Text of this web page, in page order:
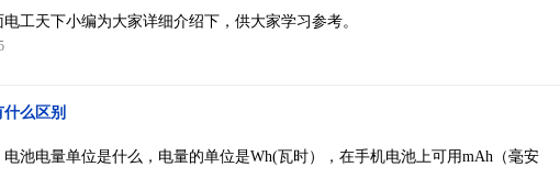
工天下小编为大家详细介绍下，供大家学习参考。
么区别
池电量单位是什么，电量的单位是Wh(瓦时），在手机电池上可用mAh（毫安